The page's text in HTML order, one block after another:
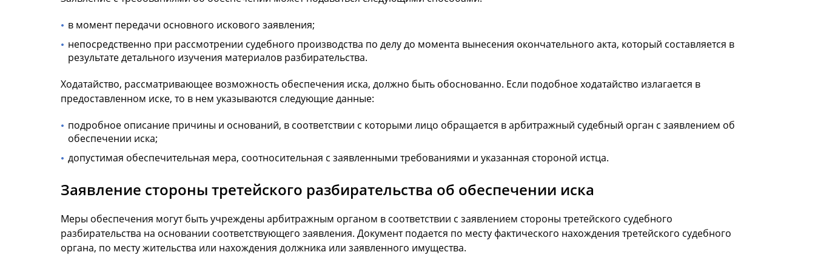
в момент передачи основного искового заявления;
непосредственно при рассмотрении судебного производства по делу до момента вынесения окончательного акта, который составляется в
результате детального изучения материалов разбирательства.
Ходатайство, рассматривающее возможность обеспечения иска, должно быть обоснованно. Если подобное ходатайство излагается в
предоставленном иске, то в нем указываются следующие данные:
подробное описание причины и оснований, в соответствии с которыми лицо обращается в арбитражный судебный орган с заявлением об
обеспечении иска;
допустимая обеспечительная мера, соотносительная с заявленными требованиями и указанная стороной истца.
Заявление стороны третейского разбирательства об обеспечении иска
Меры обеспечения могут быть учреждены арбитражным органом в соответствии с заявлением стороны третейского судебного
разбирательства на основании соответствующего заявления. Документ подается по месту фактического нахождения третейского судебного
органа, по месту жительства или нахождения должника или заявленного имущества.